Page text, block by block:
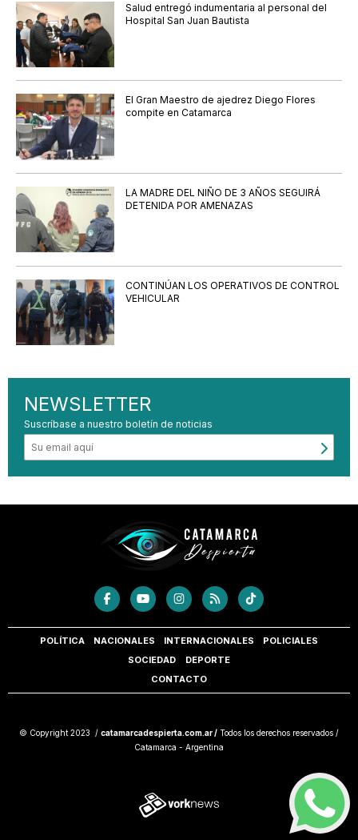
Salud entregó indumentaria al personal del
Hospital San Juan Bautista
El Gran Maestro de ajedrez Diego Flores
compite en Catamarca
LA MADRE DEL NIÑO DE 3 AÑOS SEGUIRÁ
DETENIDA POR AMENAZAS
CONTINÚAN LOS OPERATIVOS DE CONTROL
VEHICULAR
NEWSLETTER
Suscríbase a nuestro boletín de noticias
POLÍTICA NACIONALES INTERNACIONALES
POLICIALES
SOCIEDAD
DEPORTE
CONTACTO
© Copyright 2023 / catamarcadespierta.com.ar / Todos los derechos reservados /
Catamarca - Argentina